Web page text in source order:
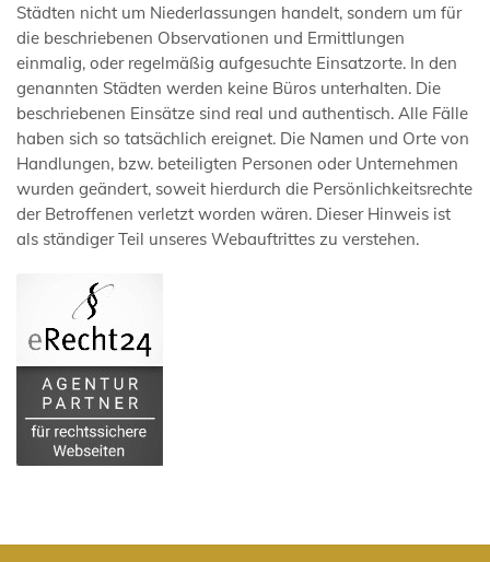
Städten nicht um Niederlassungen handelt, sondern um für
die beschriebenen Observationen und Ermittlungen
einmalig, oder regelmäßig aufgesuchte Einsatzorte. In den
genannten Städten werden keine Büros unterhalten. Die
beschriebenen Einsätze sind real und authentisch. Alle Fälle
haben sich so tatsächlich ereignet. Die Namen und Orte von
Handlungen, bzw. beteiligten Personen oder Unternehmen
wurden geändert, soweit hierdurch die Persönlichkeitsrechte
der Betroffenen verletzt worden wären. Dieser Hinweis ist
als ständiger Teil unseres Webauftrittes zu verstehen.